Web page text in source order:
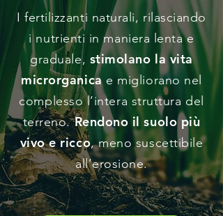
I fertilizzanti naturali, rilasciando
i nutrienti in maniera lenta e
graduale, stimolano la vita
microrganicae migliorano nel
complesso l’intera struttura del
terreno.Rendono il suolo più
vivo e ricco, meno suscettibile
all’erosione.